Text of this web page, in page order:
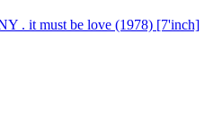
. it must be love (1978) [7'inch]